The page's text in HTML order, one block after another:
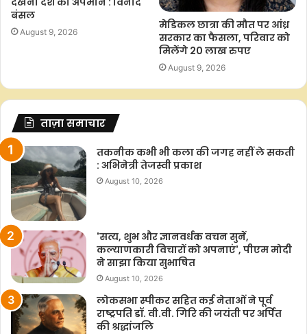
बंसल
August 9, 2026
मेडिकल छात्रा की मौत पर आंध्र
सरकार का फैसला, परिवार को
मिलेंगे 20 लाख रुपए
August 9, 2026
ताज़ा समाचार
तकनीक कभी भी कला की जगह नहीं ले सकती
: अभिनेत्री तेजस्वी प्रकाश
August 10, 2026
'सत्य, शुभ और ज्ञानवर्धक वचन सुनें,
कल्याणकारी विचारों को अपनाएं', पीएम मोदी
ने साझा किया सुभाषित
August 10, 2026
लोकसभा स्पीकर सहित कई नेताओं ने पूर्व
राष्ट्रपति डॉ. वी.वी. गिरि की जयंती पर अर्पित
की श्रद्धांजलि